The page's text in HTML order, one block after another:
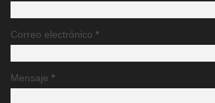
Correo electrónico*
Mensaje*